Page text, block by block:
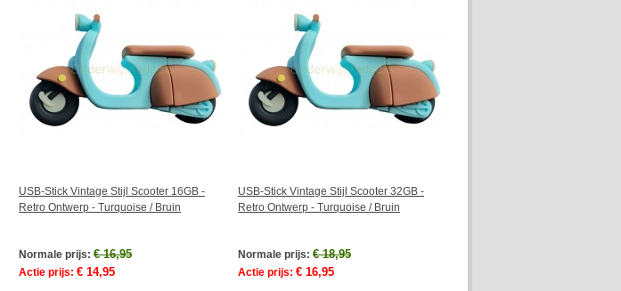
USB-Stick Vintage Stijl Scooter 16GB -
Retro Ontwerp - Turquoise / Bruin
Normale prijs: € 16,95
Actie prijs: € 14,95
USB-Stick Vintage Stijl Scooter 32GB -
Retro Ontwerp - Turquoise / Bruin
Normale prijs: € 18,95
Actie prijs: € 16,95